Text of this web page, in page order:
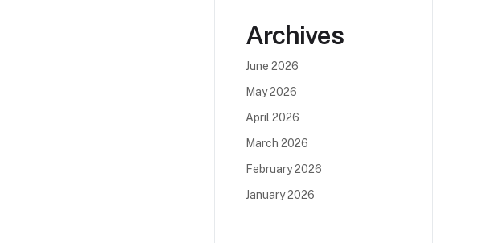
Archives
June 2026
May 2026
April 2026
March 2026
February 2026
January 2026